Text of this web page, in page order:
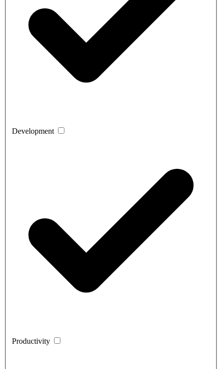
Development
Productivity